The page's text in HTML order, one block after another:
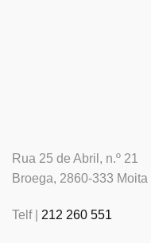
Rua 25 de Abril, n.º 21
Broega, 2860-333 Moita
Telf | 212 260 551